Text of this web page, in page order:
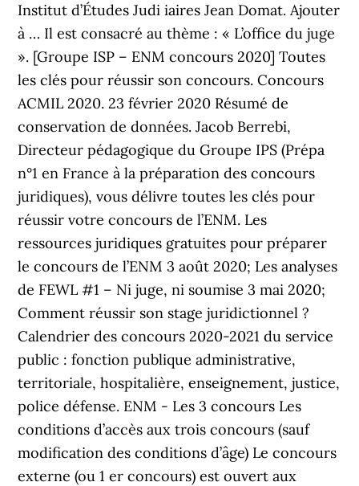
Institut d’Études Judi iaires Jean Domat. Ajouter
à … Il est consacré au thème : « L’office du juge
». [Groupe ISP – ENM concours 2020] Toutes
les clés pour réussir son concours. Concours
ACMIL 2020. 23 février 2020 Résumé de
conservation de données. Jacob Berrebi,
Directeur pédagogique du Groupe IPS (Prépa
n°1 en France à la préparation des concours
juridiques), vous délivre toutes les clés pour
réussir votre concours de l’ENM. Les
ressources juridiques gratuites pour préparer
le concours de l’ENM 3 août 2020; Les analyses
de FEWL #1 – Ni juge, ni soumise 3 mai 2020;
Comment réussir son stage juridictionnel ?
Calendrier des concours 2020-2021 du service
public : fonction publique administrative,
territoriale, hospitalière, enseignement, justice,
police défense. ENM - Les 3 concours Les
conditions d’accès aux trois concours (sauf
modification des conditions d’âge) Le concours
externe (ou 1 er concours) est ouvert aux